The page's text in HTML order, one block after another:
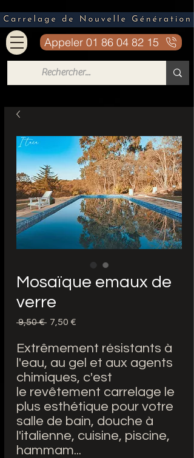
Appeler 01 86 04 82 15
Mosaïque emaux de
verre
9,50 € Prezzo
7,50 €
Extrêmement résistants à
l'eau, au gel et aux agents
chimiques, c'est
le revêtement carrelage le
plus esthétique pour votre
salle de bain, douche à
l'italienne, cuisine, piscine,
hammam...